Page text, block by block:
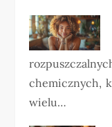
chemicznych,
wielu…